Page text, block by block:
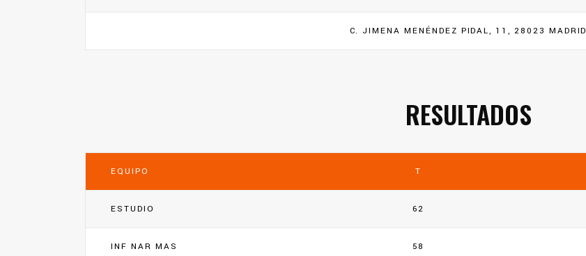
C. JIMENA MENÉNDEZ PIDAL, 11, 28023 MADRID
RESULTADOS
EQUIPO T
ESTUDIO 62
INF NAR MAS 58